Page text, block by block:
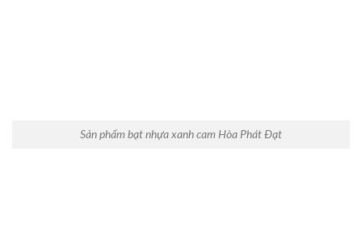
Sản phẩm bạt nhựa xanh cam Hòa Phát Đạt